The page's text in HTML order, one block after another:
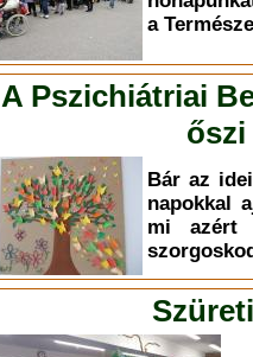
a
A Pszichiátriai
Bár az
napokkal
mi